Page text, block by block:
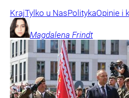
KrajTylko u NasPolitykaOpinie i
Magdalena Frindt